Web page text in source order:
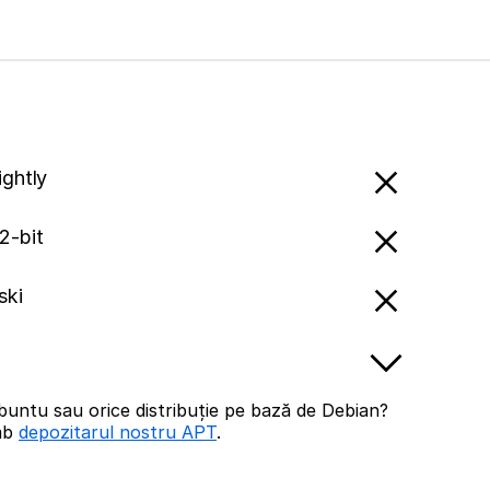
bit
sau orice distribuție pe bază de Debian?
depozitarul nostru APT.